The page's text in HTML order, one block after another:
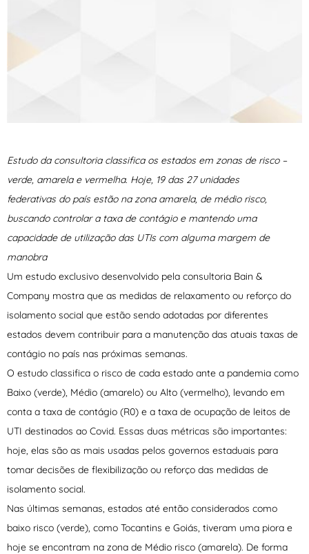
Estudo da consultoria classifica os estados em zonas de risco –
verde, amarela e vermelha. Hoje, 19 das 27 unidades
federativas do país estão na zona amarela, de médio risco,
buscando controlar a taxa de contágio e mantendo uma
capacidade de utilização das UTIs com alguma margem de
manobra
Um estudo exclusivo desenvolvido pela consultoria Bain &
Company mostra que as medidas de relaxamento ou reforço do
isolamento social que estão sendo adotadas por diferentes
estados devem contribuir para a manutenção das atuais taxas de
contágio no país nas próximas semanas.
O estudo classifica o risco de cada estado ante a pandemia como
Baixo (verde), Médio (amarelo) ou Alto (vermelho), levando em
conta a taxa de contágio (R0) e a taxa de ocupação de leitos de
UTI destinados ao Covid. Essas duas métricas são importantes:
hoje, elas são as mais usadas pelos governos estaduais para
tomar decisões de flexibilização ou reforço das medidas de
isolamento social.
Nas últimas semanas, estados até então considerados como
baixo risco (verde), como Tocantins e Goiás, tiveram uma piora e
hoje se encontram na zona de Médio risco (amarela). De forma